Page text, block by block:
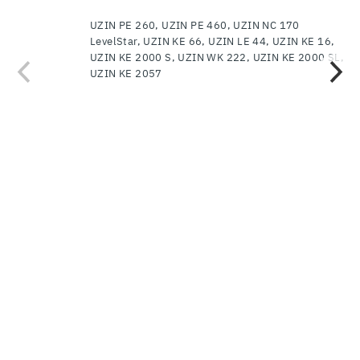
UZIN PE 260, UZIN PE 460, UZIN NC 170
LevelStar, UZIN KE 66, UZIN LE 44, UZIN KE 16,
UZIN KE 2000 S, UZIN WK 222, UZIN KE 2000 SL,
UZIN KE 2057